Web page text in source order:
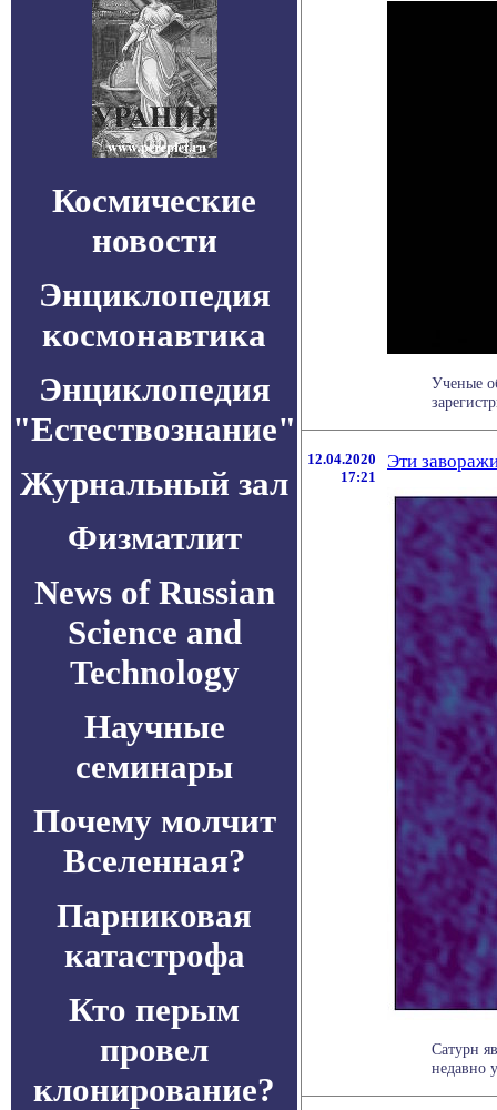
Космические
новости
Энциклопедия
космонавтика
Энциклопедия
"Естествознание"
Журнальный зал
Физматлит
News of Russian
Science and
Technology
Научные
семинары
Почему молчит
Вселенная?
Парниковая
катастрофа
Кто перым
провел
клонирование?
Ученые
12.04.2020
17:21
Эти
Сатурн
недавно